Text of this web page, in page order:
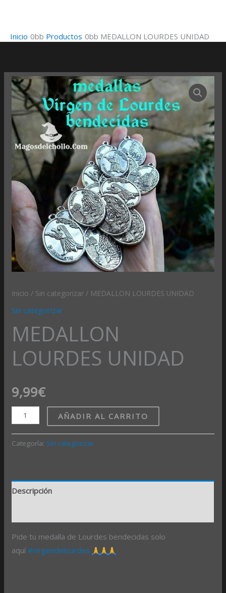
contenido
Inicio Productos MEDALLON LOURDES UNIDAD
Inicio / Sin categorizar / MEDALLON LOURDES UNIDAD
Sin categorizar
MEDALLON
LOURDES UNIDAD
9,99€
MEDALLON
LOURDES
UNIDAD
cantidad
AÑADIR AL CARRITO
Categoría: Sin categorizar
Descripción
Pide tu medalla de Lourdes bendecidas solo
aquí#virgendelourdes